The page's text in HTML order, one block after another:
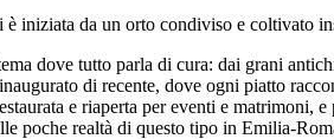
iniziata da un orto condiviso e coltivato
dove tutto parla di cura: dai grani
di recente, dove ogni piatto
e riaperta per eventi e matrimoni,
poche realtà di questo tipo in Emilia-